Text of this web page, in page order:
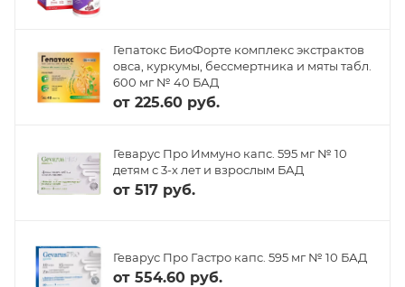
Гепатокс БиоФорте комплекс экстрактов
овса, куркумы, бессмертника и мяты табл.
600 мг № 40 БАД
от 225.60 руб.
Геварус Про Иммуно капс. 595 мг № 10
детям с 3-х лет и взрослым БАД
от 517 руб.
Геварус Про Гастро капс. 595 мг № 10 БАД
от 554.60 руб.